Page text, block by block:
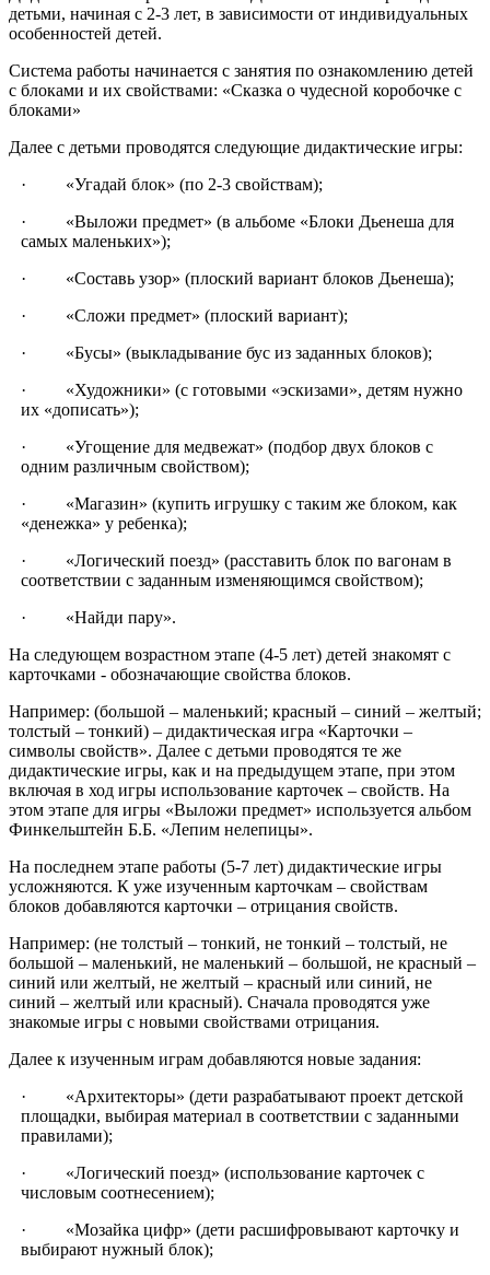
детьми, начиная с 2-3 лет, в зависимости от индивидуальных
особенностей детей.
Система работы начинается с занятия по ознакомлению детей
с блоками и их свойствами: «Сказка о чудесной коробочке с
блоками»
Далее с детьми проводятся следующие дидактические игры:
· «Угадай блок» (по 2-3 свойствам);
· «Выложи предмет» (в альбоме «Блоки Дьенеша для
самых маленьких»);
· «Составь узор» (плоский вариант блоков Дьенеша);
· «Сложи предмет» (плоский вариант);
· «Бусы» (выкладывание бус из заданных блоков);
· «Художники» (с готовыми «эскизами», детям нужно
их «дописать»);
· «Угощение для медвежат» (подбор двух блоков с
одним различным свойством);
· «Магазин» (купить игрушку с таким же блоком, как
«денежка» у ребенка);
· «Логический поезд» (расставить блок по вагонам в
соответствии с заданным изменяющимся свойством);
· «Найди пару».
На следующем возрастном этапе (4-5 лет) детей знакомят с
карточками - обозначающие свойства блоков.
Например: (большой – маленький; красный – синий – желтый;
толстый – тонкий) – дидактическая игра «Карточки –
символы свойств». Далее с детьми проводятся те же
дидактические игры, как и на предыдущем этапе, при этом
включая в ход игры использование карточек – свойств. На
этом этапе для игры «Выложи предмет» используется альбом
Финкельштейн Б.Б. «Лепим нелепицы».
На последнем этапе работы (5-7 лет) дидактические игры
усложняются. К уже изученным карточкам – свойствам
блоков добавляются карточки – отрицания свойств.
Например: (не толстый – тонкий, не тонкий – толстый, не
большой – маленький, не маленький – большой, не красный –
синий или желтый, не желтый – красный или синий, не
синий – желтый или красный). Сначала проводятся уже
знакомые игры с новыми свойствами отрицания.
Далее к изученным играм добавляются новые задания:
· «Архитекторы» (дети разрабатывают проект детской
площадки, выбирая материал в соответствии с заданными
правилами);
· «Логический поезд» (использование карточек с
числовым соотнесением);
· «Мозайка цифр» (дети расшифровывают карточку и
выбирают нужный блок);